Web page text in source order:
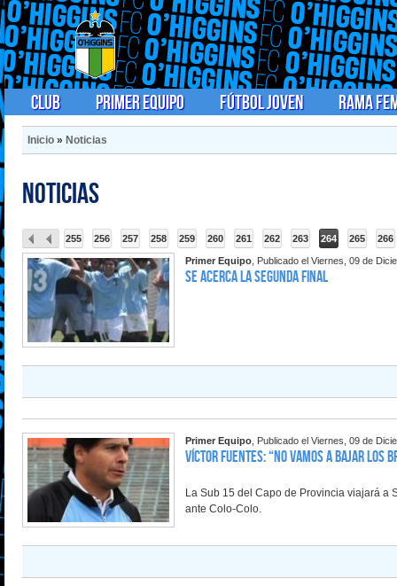
Club Primer Equipo Fútbol Joven Rama
Inicio » Noticias
Noticias
255 256 257 258 259 260 261 262 263 264 265 266
Primer Equipo , Publicado el Viernes, 09 de
Se acerca la segunda final
Primer Equipo , Publicado el Viernes, 09 de
Víctor Fuentes: “No vamos a bajar los
La Sub 15 del Capo de Provincia viajará a
ante Colo-Colo.